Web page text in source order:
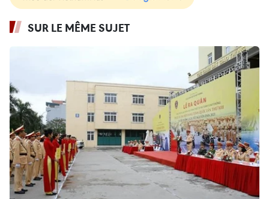
SUR LE MÊME SUJET